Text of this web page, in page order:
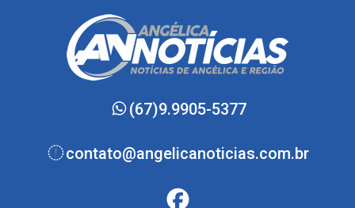
(67)9.9905-5377
contato@angelicanoticias.com.br